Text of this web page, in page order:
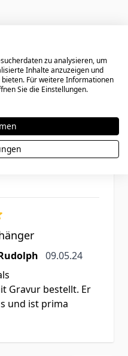
Juni 2024
9. Mai 2024
09.05.24
Gravur bestellt. Er
und ist prima
zu analysieren, um
Inhalte anzuzeigen und
Für weitere Informationen
Sie die Einstellungen.